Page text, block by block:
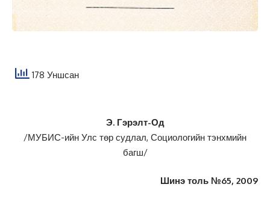
178 Уншсан
Э. Гэрэлт-Од
/МУБИС-ийн Улс төр судлал, Социологийн тэнхмийн
багш/
Шинэ толь №65, 2009